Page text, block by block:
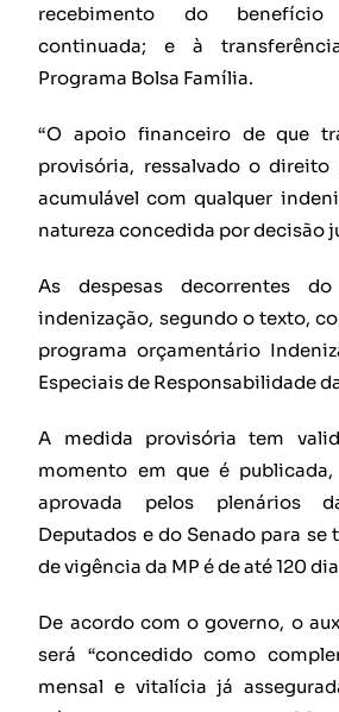
recebimento do
continuada; e à
Programa Bolsa Família.
“O apoio financeiro de que
provisória, ressalvado o
acumulável com qualquer
natureza concedida por decisão
As despesas decorrentes
indenização, segundo o texto,
programa orçamentário
Especiais de Responsabilidade
A medida provisória tem
momento em que é
aprovada pelos plenários
Deputados e do Senado para se
de vigência da MP é de até 120
De acordo com o governo, o
será “concedido como
mensal e vitalícia já